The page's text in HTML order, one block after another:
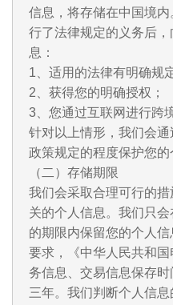
信息，将存储在中国境
行了法律规定的义务后
息：
1、适用的法律有明确规
2、获得您的明确授权；
3、您通过互联网进行跨
针对以上情形，我们会
政策规定的程度保护您的
（二）存储期限
我们会采取合理可行的
关的个人信息。我们只
的期限内保留您的个人
要求，《中华人民共和
务信息、交易信息保存
三年。我们判断个人信